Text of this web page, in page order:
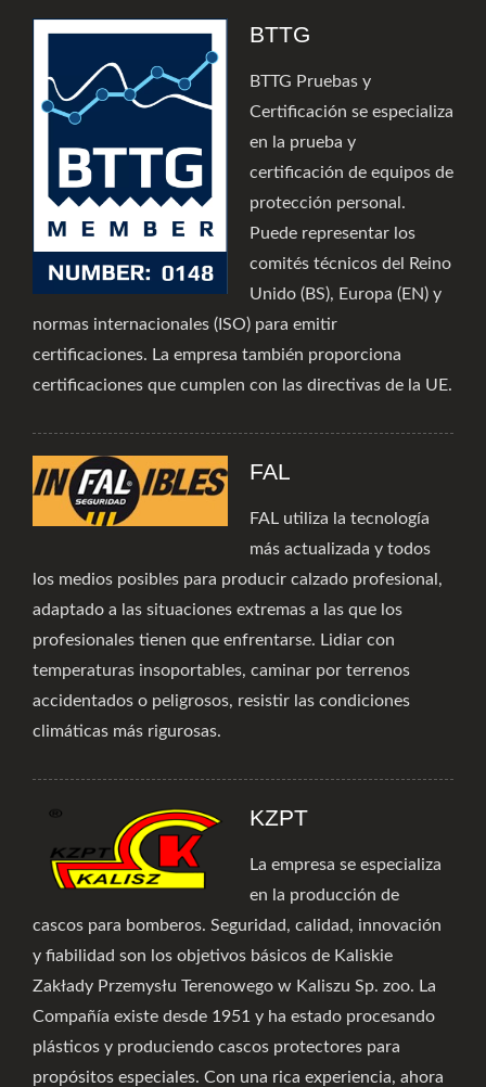
BTTG
BTTG Pruebas y
Certificación se especializa
en la prueba y
certificación de equipos de
protección personal.
Puede representar los
comités técnicos del Reino
Unido (BS), Europa (EN) y
normas internacionales (ISO) para emitir
certificaciones. La empresa también proporciona
certificaciones que cumplen con las directivas de la UE.
FAL
FAL utiliza la tecnología
más actualizada y todos
los medios posibles para producir calzado profesional,
adaptado a las situaciones extremas a las que los
profesionales tienen que enfrentarse. Lidiar con
temperaturas insoportables, caminar por terrenos
accidentados o peligrosos, resistir las condiciones
climáticas más rigurosas.
KZPT
La empresa se especializa
en la producción de
cascos para bomberos. Seguridad, calidad, innovación
y fiabilidad son los objetivos básicos de Kaliskie
Zakłady Przemysłu Terenowego w Kaliszu Sp. zoo. La
Compañía existe desde 1951 y ha estado procesando
plásticos y produciendo cascos protectores para
propósitos especiales. Con una rica experiencia, ahora